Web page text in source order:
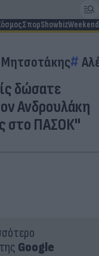
ΣπορShowbizWeekend
Μητσοτάκης
δώσατε
Ανδρουλάκη
στο ΠΑΣΟΚ"
Google